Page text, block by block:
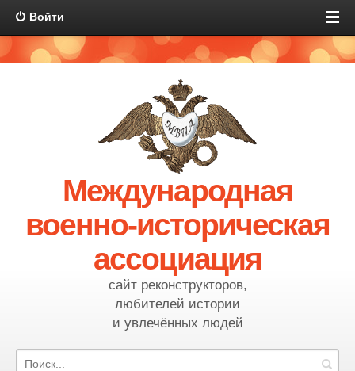
Войти
Международная
военно-историческая
ассоциация
сайт реконструкторов,
любителей истории
и увлечённых людей